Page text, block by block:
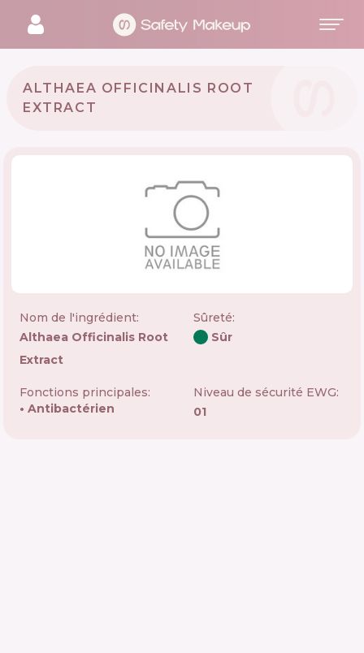
ALTHAEA OFFICINALIS ROOT
EXTRACT
Nom de l'ingrédient:
Althaea Officinalis Root
Extract
Sûreté:
Sûr
Fonctions principales:
Antibactérien
Niveau de sécurité EWG:
01